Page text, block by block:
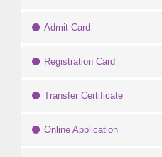
Admit Card
Registration Card
Transfer Certificate
Online Application